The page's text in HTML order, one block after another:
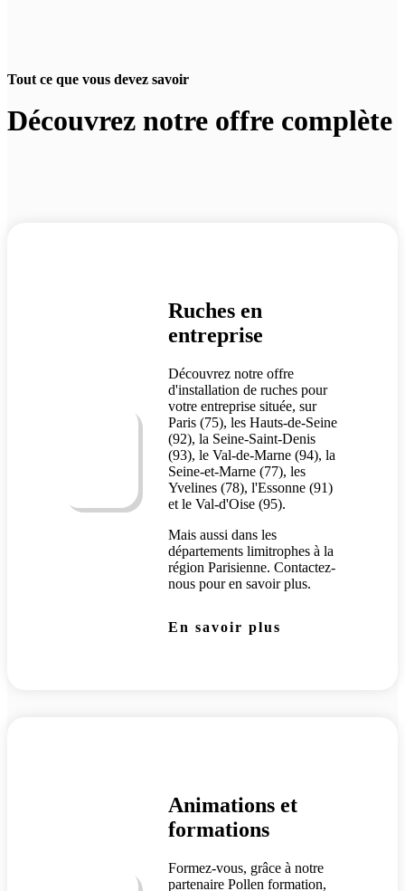
Tout ce que vous devez savoir
Découvrez notre offre complète
Ruches en
entreprise
Découvrez notre offre
d'installation de ruches pour
votre entreprise située, sur
Paris (75), les Hauts-de-Seine
(92), la Seine-Saint-Denis
(93), le Val-de-Marne (94), la
Seine-et-Marne (77), les
Yvelines (78), l'Essonne (91)
et le Val-d'Oise (95).
Mais aussi dans les
départements limitrophes à la
région Parisienne. Contactez-
nous pour en savoir plus.
En savoir plus
Animations et
formations
Formez-vous, grâce à notre
partenaire Pollen formation,